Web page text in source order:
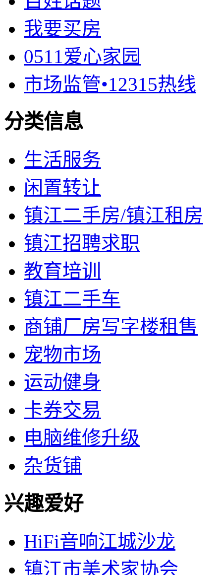
我要买房
0511爱心家园
市场监管•12315热线
分类信息
生活服务
闲置转让
镇江二手房/镇江租房
镇江招聘求职
教育培训
镇江二手车
商铺厂房写字楼租售
宠物市场
运动健身
卡券交易
电脑维修升级
杂货铺
兴趣爱好
HiFi音响江城沙龙
镇江市美术家协会